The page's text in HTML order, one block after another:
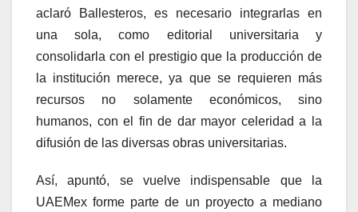
aclaró Ballesteros, es necesario integrarlas en
una sola, como editorial universitaria y
consolidarla con el prestigio que la producción de
la institución merece, ya que se requieren más
recursos no solamente económicos, sino
humanos, con el fin de dar mayor celeridad a la
difusión de las diversas obras universitarias.
Así, apuntó, se vuelve indispensable que la
UAEMex forme parte de un proyecto a mediano